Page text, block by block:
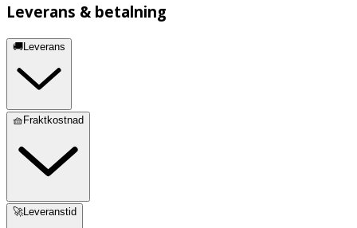
Leverans & betalning
🚚Leverans
🧺Fraktkostnad
🚀Leveranstid